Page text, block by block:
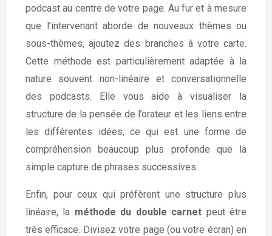
podcast au centre de votre page. Au fur et à mesure
que l’intervenant aborde de nouveaux thèmes ou
sous-thèmes, ajoutez des branches à votre carte.
Cette méthode est particulièrement adaptée à la
nature souvent non-linéaire et conversationnelle
des podcasts. Elle vous aide à visualiser la
structure de la pensée de l’orateur et les liens entre
les différentes idées, ce qui est une forme de
compréhension beaucoup plus profonde que la
simple capture de phrases successives.
Enfin, pour ceux qui préfèrent une structure plus
linéaire, la méthode du double carnet peut être
très efficace. Divisez votre page (ou votre écran) en